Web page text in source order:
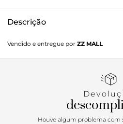
Descrição
sapatilha é a dona do coração das
ganhar o seu também! Ideal
ainda mais delicados os looks
Vendido e entregue por ZZ MALL
Houve algum problema com